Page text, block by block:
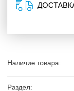
Наличие товара:
Раздел: